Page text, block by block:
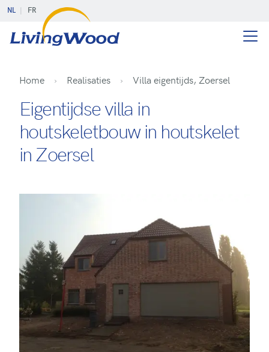
NL FR
Home Realisaties Villa eigentijds, Zoersel
Eigentijdse villa in
houtskeletbouw in houtskelet
in Zoersel